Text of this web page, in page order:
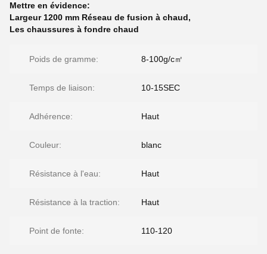
Mettre en évidence:
Largeur 1200 mm Réseau de fusion à chaud,
Les chaussures à fondre chaud
Poids de gramme: 8-100g/c㎡
Temps de liaison: 10-15SEC
Adhérence: Haut
Couleur: blanc
Résistance à l'eau: Haut
Résistance à la traction: Haut
Point de fonte: 110-120